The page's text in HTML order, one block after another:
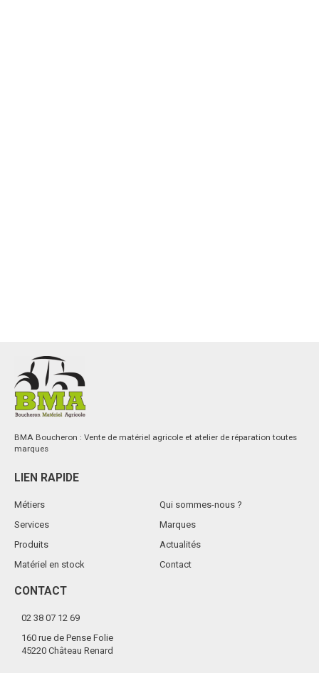
BMA Boucheron : Vente de matériel agricole et atelier de réparation toutes
marques
LIEN RAPIDE
Métiers
Services
Produits
Matériel en stock
Qui sommes-nous ?
Marques
Actualités
Contact
CONTACT
02 38 07 12 69
160 rue de Pense Folie
45220 Château Renard